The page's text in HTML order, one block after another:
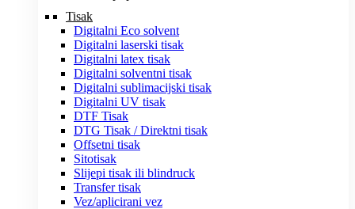
Tisak
Digitalni Eco solvent
Digitalni laserski tisak
Digitalni latex tisak
Digitalni solventni tisak
Digitalni sublimacijski tisak
Digitalni UV tisak
DTF Tisak
DTG Tisak / Direktni tisak
Offsetni tisak
Sitotisak
Slijepi tisak ili blindruck
Transfer tisak
Vez/aplicirani vez